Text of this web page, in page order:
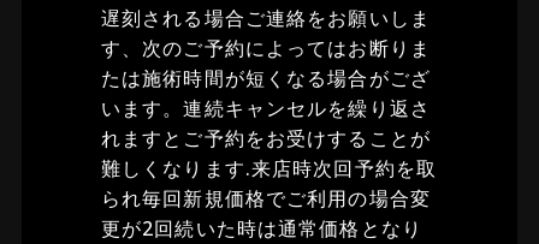
遅刻される場合ご連絡をお願いしま
す、次のご予約によってはお断りま
たは施術時間が短くなる場合がござ
います。連続キャンセルを繰り返さ
れますとご予約をお受けすることが
難しくなります.来店時次回予約を取
られ毎回新規価格でご利用の場合変
更が2回続いた時は通常価格となり